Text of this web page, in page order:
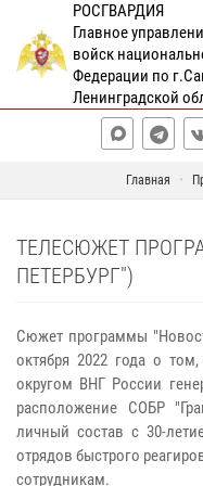
РОСГВАРДИЯ
Главное
войск
Федерации по
Ленинградской
Главная
ТЕЛЕСЮЖЕТ
ПЕТЕРБУРГ")
Сюжет программы
октября 2022 года о
округом ВНГ России
расположение СОБР
личный состав с 30-
отрядов быстрого
сотрудникам.